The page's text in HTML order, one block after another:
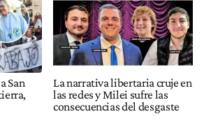
San
La narrativa libertaria cruje en
las redes y Milei sufre las
consecuencias del desgaste